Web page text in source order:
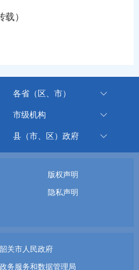
）
各省（区、市）
市级机构
县（市、区）政府
版权声明
隐私声明
关市人民政府
务服务和数据管理局